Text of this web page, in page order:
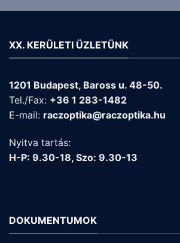
XX. KERÜLETI ÜZLETÜNK
1201 Budapest, Baross u. 48-50.
Tel./Fax: +36 1 283-1482
E-mail: raczoptika@raczoptika.hu
Nyitva tartás:
H-P: 9.30-18, Szo: 9.30-13
DOKUMENTUMOK